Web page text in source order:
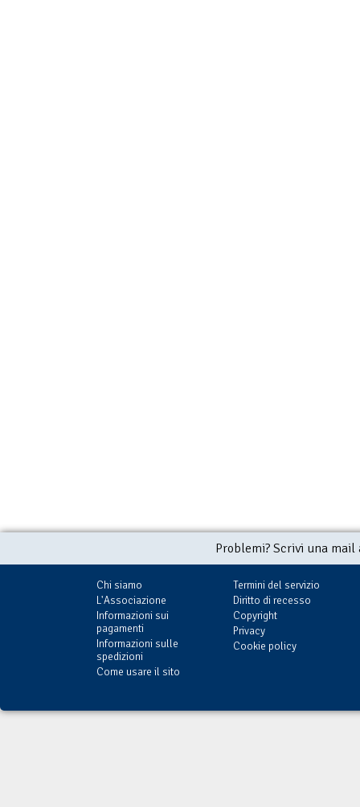
Problemi? Scrivi una
Chi siamo
L'Associazione
Informazioni sui
pagamenti
Informazioni sulle
spedizioni
Come usare il sito
Termini del servizio
Diritto di recesso
Copyright
Privacy
Cookie policy